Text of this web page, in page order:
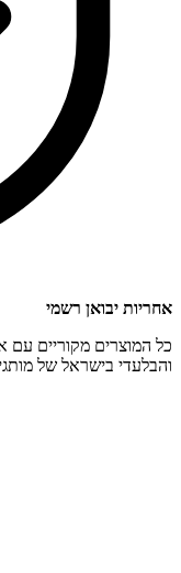
אחריות יבואן רשמי
כל המוצרים מקוריים עם
והבלעדי בישראל של